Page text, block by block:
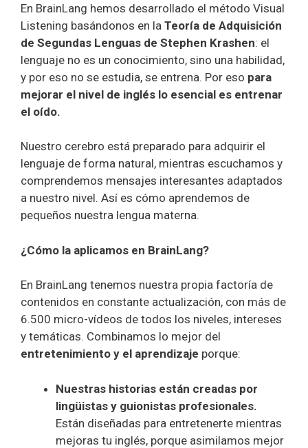
En BrainLang hemos desarrollado el método Visual
Listening basándonos en la Teoría de Adquisición
de Segundas Lenguas de Stephen Krashen: el
lenguaje no es un conocimiento, sino una habilidad,
y por eso no se estudia, se entrena. Por eso para
mejorar el nivel de inglés lo esencial es entrenar
el oído.
Nuestro cerebro está preparado para adquirir el
lenguaje de forma natural, mientras escuchamos y
comprendemos mensajes interesantes adaptados
a nuestro nivel. Así es cómo aprendemos de
pequeños nuestra lengua materna.
¿Cómo la aplicamos en BrainLang?
En BrainLang tenemos nuestra propia factoría de
contenidos en constante actualización, con más de
6.500 micro-vídeos de todos los niveles, intereses
y temáticas. Combinamos lo mejor del
entretenimiento y el aprendizaje porque:
Nuestras historias están creadas por
lingüistas y guionistas profesionales.
Están diseñadas para entretenerte mientras
mejoras tu inglés, porque asimilamos mejor